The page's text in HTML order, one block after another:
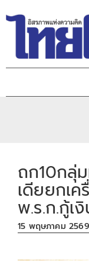
ถก10กลุ่
เดียยกเ
พ.ร.ก.กู้เ
15 พฤษภาคม